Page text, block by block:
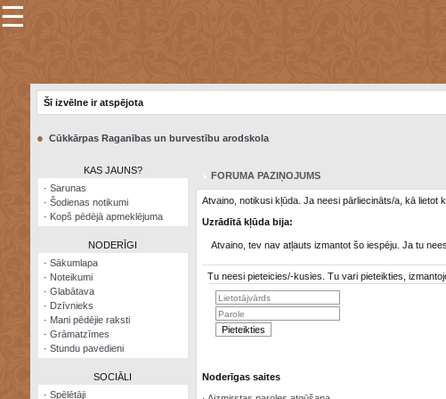
×
Šodienas
Visatcera
almanahs
☰
Šī izvēlne ir atspējota
● Cūkkārpas Raganības un burvestību arodskola
KAS JAUNS?
· Sarunas
· Šodienas notikumi
· Kopš pēdējā apmeklējuma
NODERĪGI
· Sākumlapa
· Noteikumi
· Glabātava
· Dzīvnieks
· Mani pēdējie raksti
· Grāmatzīmes
· Stundu pavedieni
SOCIĀLI
· Spēlētāji
FORUMA PAZIŅOJUMS
Atvaino, notikusi kļūda. Ja neesi pārliecināts/a, kā lietot
Uzrādītā kļūda bija:
Atvaino, tev nav atļauts izmantot šo iespēju. Ja tu
Tu neesi pieteicies/-kusies. Tu vari pieteikties,
Noderīgas saites